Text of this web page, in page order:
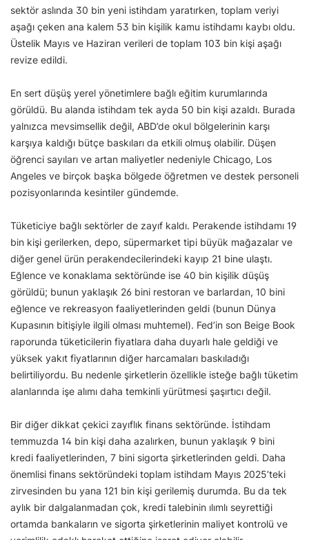
sektör aslında 30 bin yeni istihdam yaratırken, toplam veriyi
aşağı çeken ana kalem 53 bin kişilik kamu istihdamı kaybı oldu.
Üstelik Mayıs ve Haziran verileri de toplam 103 bin kişi aşağı
revize edildi.
En sert düşüş yerel yönetimlere bağlı eğitim kurumlarında
görüldü. Bu alanda istihdam tek ayda 50 bin kişi azaldı. Burada
yalnızca mevsimsellik değil, ABD’de okul bölgelerinin karşı
karşıya kaldığı bütçe baskıları da etkili olmuş olabilir. Düşen
öğrenci sayıları ve artan maliyetler nedeniyle Chicago, Los
Angeles ve birçok başka bölgede öğretmen ve destek personeli
pozisyonlarında kesintiler gündemde.
Tüketiciye bağlı sektörler de zayıf kaldı. Perakende istihdamı 19
bin kişi gerilerken, depo, süpermarket tipi büyük mağazalar ve
diğer genel ürün perakendecilerindeki kayıp 21 bine ulaştı.
Eğlence ve konaklama sektöründe ise 40 bin kişilik düşüş
görüldü; bunun yaklaşık 26 bini restoran ve barlardan, 10 bini
eğlence ve rekreasyon faaliyetlerinden geldi (bunun Dünya
Kupasının bitişiyle ilgili olması muhtemel). Fed’in son Beige Book
raporunda tüketicilerin fiyatlara daha duyarlı hale geldiği ve
yüksek yakıt fiyatlarının diğer harcamaları baskıladığı
belirtiliyordu. Bu nedenle şirketlerin özellikle isteğe bağlı tüketim
alanlarında işe alımı daha temkinli yürütmesi şaşırtıcı değil.
Bir diğer dikkat çekici zayıflık finans sektöründe. İstihdam
temmuzda 14 bin kişi daha azalırken, bunun yaklaşık 9 bini
kredi faaliyetlerinden, 7 bini sigorta şirketlerinden geldi. Daha
önemlisi finans sektöründeki toplam istihdam Mayıs 2025’teki
zirvesinden bu yana 121 bin kişi gerilemiş durumda. Bu da tek
aylık bir dalgalanmadan çok, kredi talebinin ılımlı seyrettiği
ortamda bankaların ve sigorta şirketlerinin maliyet kontrolü ve